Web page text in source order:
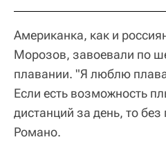
Американка, как и
Морозов, завоевали по
плавании. "Я люблю
Если есть возможность
дистанций за день, то
Романо.